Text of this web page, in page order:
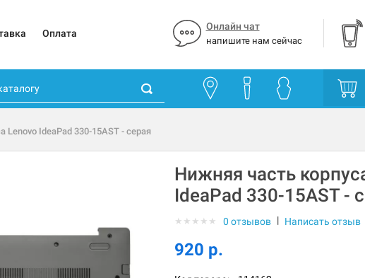
Оплата
Онлайн чат
напишите нам сейчас
Lenovo IdeaPad 330-15AST - серая
Нижняя часть
IdeaPad 330-15AST -
★ ★ ★ ★ ★ 0 отзывов | Написать отзыв
920 р.